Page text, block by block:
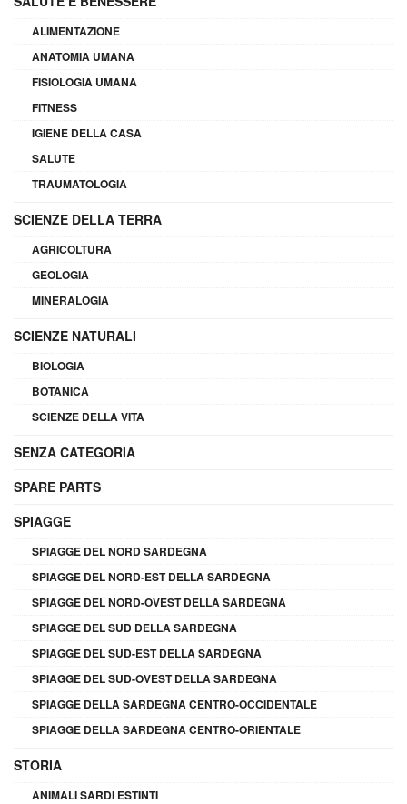
ALIMENTAZIONE
ANATOMIA UMANA
FISIOLOGIA UMANA
FITNESS
IGIENE DELLA CASA
SALUTE
TRAUMATOLOGIA
SCIENZE DELLA TERRA
AGRICOLTURA
GEOLOGIA
MINERALOGIA
SCIENZE NATURALI
BIOLOGIA
BOTANICA
SCIENZE DELLA VITA
SENZA CATEGORIA
SPARE PARTS
SPIAGGE
SPIAGGE DEL NORD SARDEGNA
SPIAGGE DEL NORD-EST DELLA SARDEGNA
SPIAGGE DEL NORD-OVEST DELLA SARDEGNA
SPIAGGE DEL SUD DELLA SARDEGNA
SPIAGGE DEL SUD-EST DELLA SARDEGNA
SPIAGGE DEL SUD-OVEST DELLA SARDEGNA
SPIAGGE DELLA SARDEGNA CENTRO-OCCIDENTALE
SPIAGGE DELLA SARDEGNA CENTRO-ORIENTALE
STORIA
ANIMALI SARDI ESTINTI